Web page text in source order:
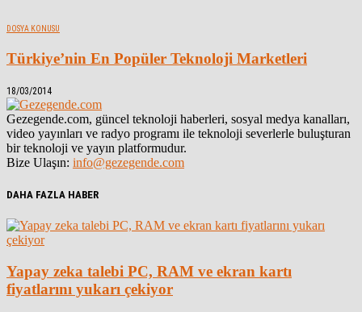
DOSYA KONUSU
Türkiye’nin En Popüler Teknoloji Marketleri
18/03/2014
Gezegende.com, güncel teknoloji haberleri, sosyal medya kanalları,
video yayınları ve radyo programı ile teknoloji severlerle buluşturan
bir teknoloji ve yayın platformudur.
Bize Ulaşın: info@gezegende.com
DAHA FAZLA HABER
Yapay zeka talebi PC, RAM ve ekran kartı
fiyatlarını yukarı çekiyor